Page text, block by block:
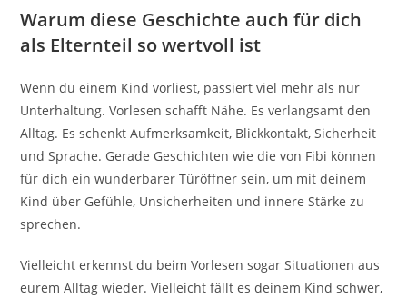
Warum diese Geschichte auch für dich
als Elternteil so wertvoll ist
Wenn du einem Kind vorliest, passiert viel mehr als nur
Unterhaltung. Vorlesen schafft Nähe. Es verlangsamt den
Alltag. Es schenkt Aufmerksamkeit, Blickkontakt, Sicherheit
und Sprache. Gerade Geschichten wie die von Fibi können
für dich ein wunderbarer Türöffner sein, um mit deinem
Kind über Gefühle, Unsicherheiten und innere Stärke zu
sprechen.
Vielleicht erkennst du beim Vorlesen sogar Situationen aus
eurem Alltag wieder. Vielleicht fällt es deinem Kind schwer,